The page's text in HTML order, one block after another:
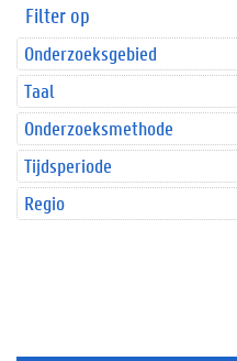
Filter op
Onderzoeksgebied
Taal
Onderzoeksmethode
Tijdsperiode
Regio